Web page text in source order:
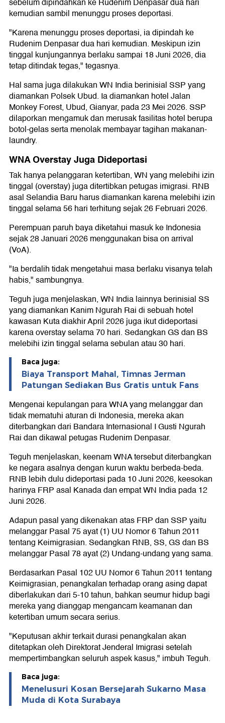
sebelum dipindahkan ke Rudenim Denpasar dua hari
kemudian sambil menunggu proses deportasi.
"Karena menunggu proses deportasi, ia dipindah ke
Rudenim Denpasar dua hari kemudian. Meskipun izin
tinggal kunjungannya berlaku sampai 18 Juni 2026, dia
tetap ditindak tegas," tegasnya.
Hal sama juga dilakukan WN India berinisial SSP yang
diamankan Polsek Ubud. Ia diamankan hotel Jalan
Monkey Forest, Ubud, Gianyar, pada 23 Mei 2026. SSP
dilaporkan mengamuk dan merusak fasilitas hotel berupa
botol-gelas serta menolak membayar tagihan makanan-
laundry.
WNA Overstay Juga Dideportasi
Tak hanya pelanggaran ketertiban, WN yang melebihi izin
tinggal (overstay) juga ditertibkan petugas imigrasi. RNB
asal Selandia Baru harus diamankan karena melebihi izin
tinggal selama 56 hari terhitung sejak 26 Februari 2026.
Perempuan paruh baya diketahui masuk ke Indonesia
sejak 28 Januari 2026 menggunakan bisa on arrival
(VoA).
"Ia berdalih tidak mengetahui masa berlaku visanya telah
habis," sambungnya.
Teguh juga menjelaskan, WN India lainnya berinisial SS
yang diamankan Kanim Ngurah Rai di sebuah hotel
kawasan Kuta diakhir April 2026 juga ikut dideportasi
karena overstay selama 70 hari. Sedangkan GS dan BS
melebihi izin tinggal selama sebulan atau 30 hari.
Baca juga:
Biaya Transport Mahal, Timnas Jerman
Patungan Sediakan Bus Gratis untuk Fans
Mengenai kepulangan para WNA yang melanggar dan
tidak mematuhi aturan di Indonesia, mereka akan
diterbangkan dari Bandara Internasional I Gusti Ngurah
Rai dan dikawal petugas Rudenim Denpasar.
Teguh menjelaskan, keenam WNA tersebut diterbangkan
ke negara asalnya dengan kurun waktu berbeda-beda.
RNB lebih dulu dideportasi pada 10 Juni 2026, keesokan
harinya FRP asal Kanada dan empat WN India pada 12
Juni 2026.
Adapun pasal yang dikenakan atas FRP dan SSP yaitu
melanggar Pasal 75 ayat (1) UU Nomor 6 Tahun 2011
tentang Keimigrasian. Sedangkan RNB, SS, GS dan BS
melanggar Pasal 78 ayat (2) Undang-undang yang sama.
Berdasarkan Pasal 102 UU Nomor 6 Tahun 2011 tentang
Keimigrasian, penangkalan terhadap orang asing dapat
diberlakukan dari 5-10 tahun, bahkan seumur hidup bagi
mereka yang dianggap mengancam keamanan dan
ketertiban umum secara serius.
"Keputusan akhir terkait durasi penangkalan akan
ditetapkan oleh Direktorat Jenderal Imigrasi setelah
mempertimbangkan seluruh aspek kasus," imbuh Teguh.
Baca juga:
Menelusuri Kosan Bersejarah Sukarno Masa
Muda di Kota Surabaya